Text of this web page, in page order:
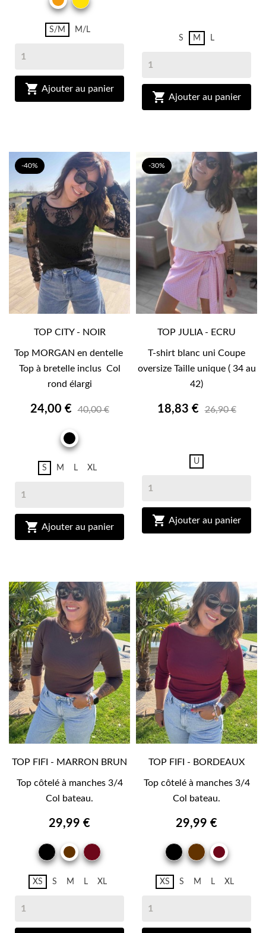
S/M M/L
 Ajouter au panier
S M L
 Ajouter au panier
-40%
TOP CITY - NOIR
Top MORGAN en dentelle
Top à bretelle inclus Col
rond élargi
24,00 € 40,00 €
NOIR
S M L XL
 Ajouter au panier
-30%
TOP JULIA - ECRU
T-shirt blanc uni Coupe
oversize Taille unique ( 34 au
42)
18,83 € 26,90 €
U
 Ajouter au panier
TOP FIFI - MARRON BRUN
Top côtelé à manches 3/4
Col bateau.
29,99 €
NOIRMARRON
BRUN
BORDEAUX
XS S M L XL
TOP FIFI - BORDEAUX
Top côtelé à manches 3/4
Col bateau.
29,99 €
NOIRMARRON
BRUN
XS S M L XL